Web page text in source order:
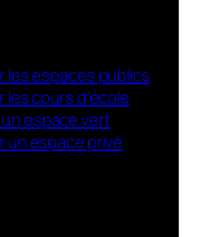
les espaces publics
les cours d’école
espace vert
un espace privé